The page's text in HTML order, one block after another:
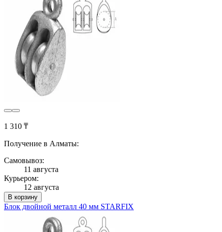
1 310 ₸
Получение в Алматы:
Самовывоз:
11 августа
Курьером:
12 августа
В корзину
Блок двойной металл 40 мм STARFIX